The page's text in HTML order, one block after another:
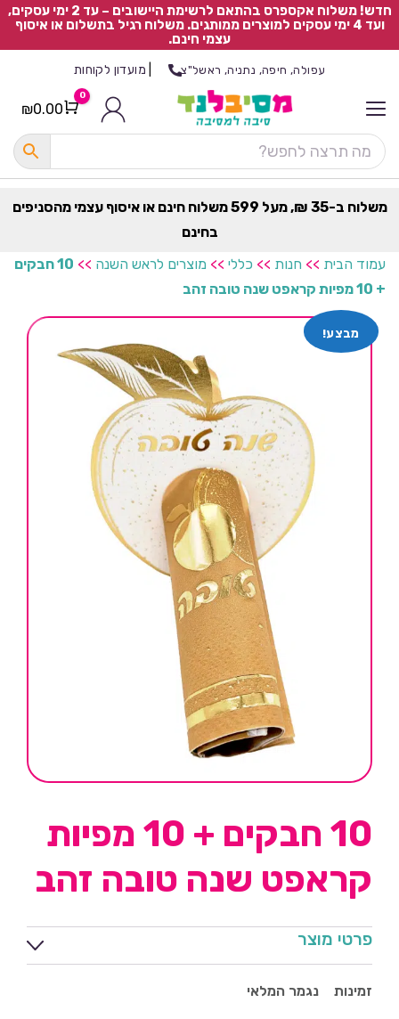
חדש! משלוח אקספרס בהתאם לרשימת היישובים – עד 2 ימי עסקים,
ועד 4 ימי עסקים למוצרים ממותגים. משלוח רגיל בתשלום או איסוף
עצמי חינם.
עפולה, חיפה, נתניה, ראשל"צ מועדון לקוחות
Cart
0
₪0.00
משלוח ב-35 ₪, מעל 599 משלוח חינם או איסוף עצמי מהסניפים
בחינם
עמוד הבית >> חנות >> כללי >> מוצרים לראש השנה >>
10 חבקים
+ 10 מפיות קראפט שנה טובה זהב
מבצע!
10 חבקים + 10 מפיות
קראפט שנה טובה זהב
פרטי מוצר
זמינות נגמר המלאי